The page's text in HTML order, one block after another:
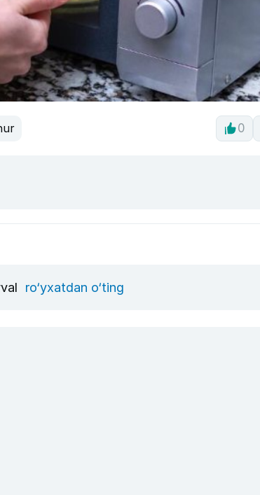
0
ro‘yxatdan o‘ting